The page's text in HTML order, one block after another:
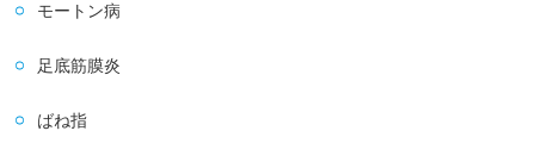
モートン病
足底筋膜炎
ばね指